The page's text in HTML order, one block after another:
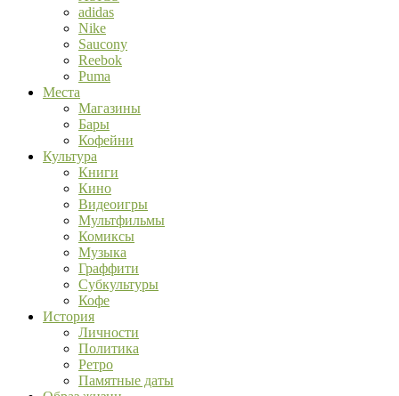
adidas
Nike
Saucony
Reebok
Puma
Места
Магазины
Бары
Кофейни
Культура
Книги
Кино
Видеоигры
Мультфильмы
Комиксы
Музыка
Граффити
Субкультуры
Кофе
История
Личности
Политика
Ретро
Памятные даты